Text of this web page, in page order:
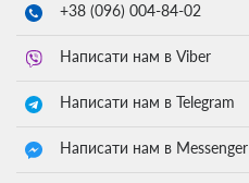
+38 (096) 004-84-02
Написати нам в Viber
Написати нам в Telegram
Написати нам в Messenger